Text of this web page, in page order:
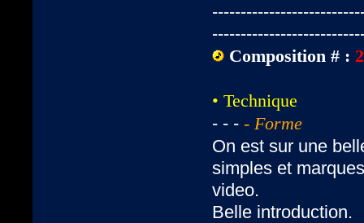
Composition # : 2
• Technique
- - -- Forme
On est sur une
simples et
video.
Belle introduction.